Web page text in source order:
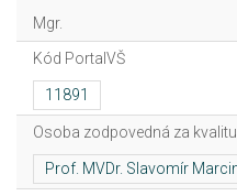
Mgr.
Kód PortalVŠ
Osoba zodpovedná za kvalitu